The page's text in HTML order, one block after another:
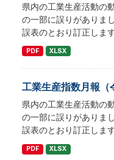
県内の工業生産活動の
の一部に誤りがありま
誤表のとおり訂正しま
PDF XLSX
工業生産指数月報（
県内の工業生産活動の
の一部に誤りがありま
誤表のとおり訂正しま
PDF XLSX